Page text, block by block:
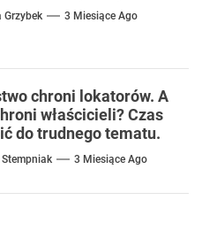
Grzybek 3 Miesiące Ago
chroni lokatorów. A
właścicieli? Czas
do trudnego tematu.
3 Miesiące Ago